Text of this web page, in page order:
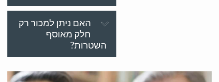
האם ניתן למכור רק
חלק מאוסף
השטרות?